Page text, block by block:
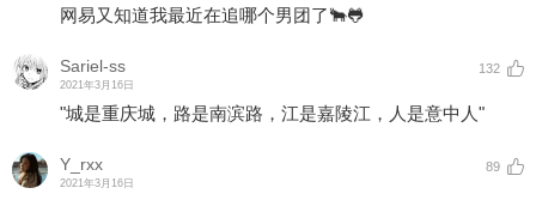
网易又知道我最近在追哪个男团了🐂🐸
Sariel-ss
2021年3月16日
132
"城是重庆城，路是南滨路，江是嘉陵江，人是意中人"
Y_rxx
2021年3月16日
89